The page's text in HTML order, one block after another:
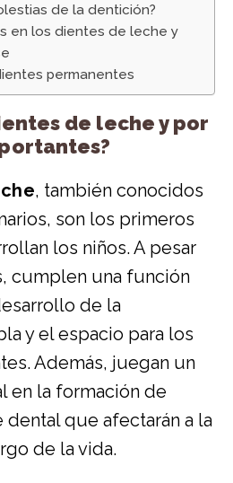
de la dentición?
en los dientes de leche y
permanentes
de leche y por
, también conocidos
son los primeros
los niños. A pesar
cumplen una función
de la
y el espacio para los
Además, juegan un
en la formación de
que afectarán a la
de la vida.